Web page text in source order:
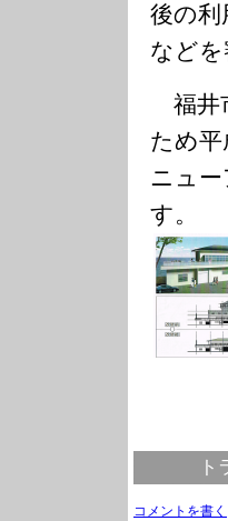
後の利
などを
福井
ため
ニュ
す。
コメントを書く